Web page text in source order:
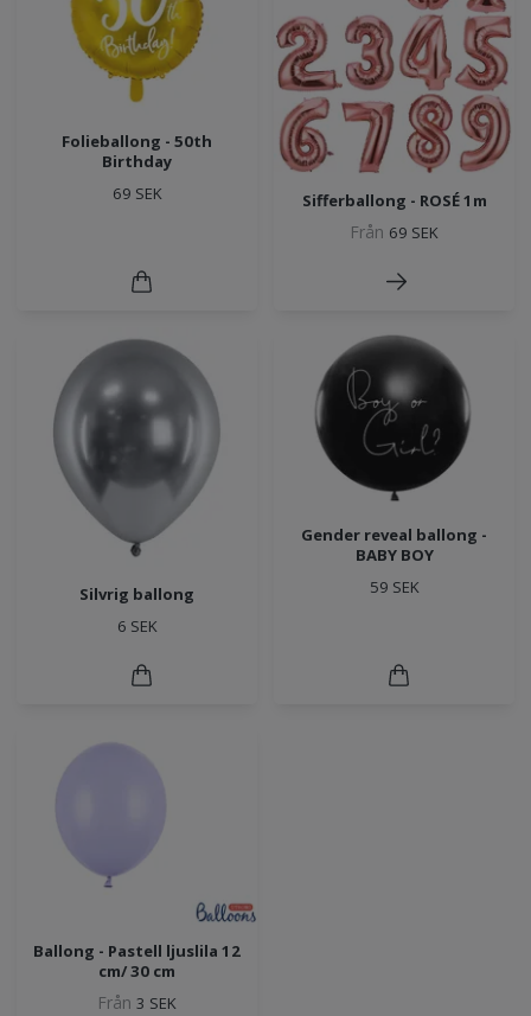
Folieballong - 50th
Birthday
69 SEK
Sifferballong - ROSÉ 1m
Från 69 SEK
Silvrig ballong
6 SEK
Gender reveal ballong -
BABY BOY
59 SEK
Ballong - Pastell ljuslila 12
cm/ 30 cm
Från 3 SEK